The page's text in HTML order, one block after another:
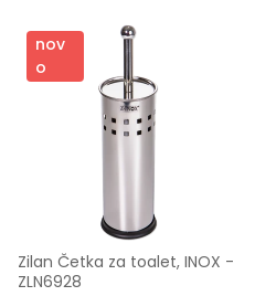
nov
o
Zilan Četka za toalet, INOX -
ZLN6928